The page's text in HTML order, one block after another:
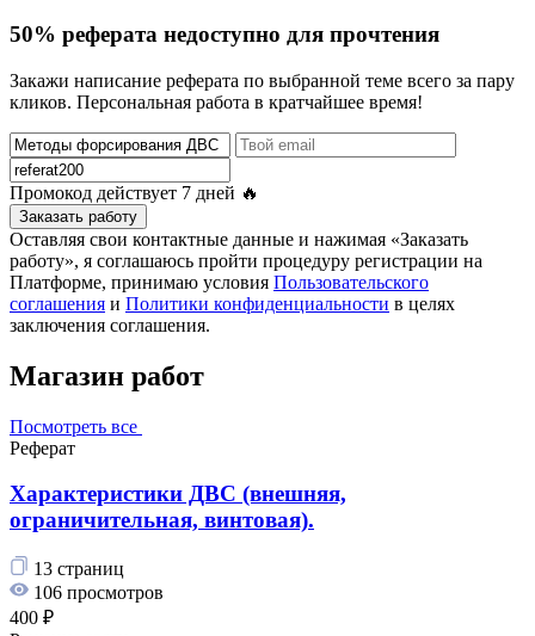
50% реферата недоступно для прочтения
Закажи написание реферата по выбранной теме всего за пару
кликов. Персональная работа в кратчайшее время!
Промокод действует 7 дней 🔥
Заказать работу
Оставляя свои контактные данные и нажимая «Заказать
работу», я соглашаюсь пройти процедуру регистрации на
Платформе, принимаю условия Пользовательского
соглашения и Политики конфиденциальности в целях
заключения соглашения.
Магазин работ
Посмотреть все
Реферат
Характеристики ДВС (внешняя,
ограничительная, винтовая).
13 страниц
106 просмотров
400 ₽